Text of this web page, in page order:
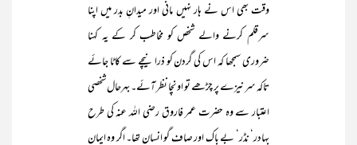
وقت بھی اس نے ہار نہیں مانی اور میدانِ بدر میں اپنا
سرقلم کرنے والے شخص کو مخاطب کر کے یہ کہنا
ضروری سمجھا کہ اس کی گردن کو ذرا نیچے سے کاٹا جائے
تاکہ سر نیزے پر چڑھے تو اونچا نظر آئے۔ بہرحال شخصی
اعتبار سے وہ حضرت عمر فاروق رضی اللہ عنہ کی طرح
بہادر‘ نڈر‘ بے باک اور صاف گو انسان تھا۔ اگر وہ ایمان